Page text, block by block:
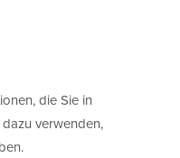
die Sie in
verwenden,